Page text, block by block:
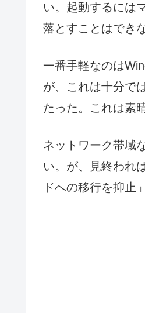
い。起動するには
落とすことはでき
一番手軽なのは
が、これは十分で
たった。これは素
ネットワーク帯域
い。が、見終われ
ドへの移行を抑止